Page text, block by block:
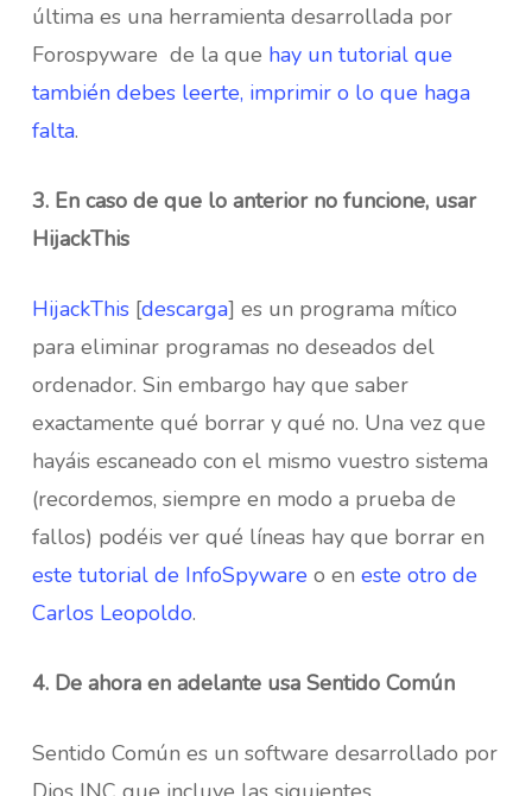
última es una herramienta desarrollada por
Forospyware de la que hay un tutorial que
también debes leerte, imprimir o lo que haga
falta.
3. En caso de que lo anterior no funcione, usar
HijackThis
HijackThis[descarga] es un programa mítico
para eliminar programas no deseados del
ordenador. Sin embargo hay que saber
exactamente qué borrar y qué no. Una vez que
hayáis escaneado con el mismo vuestro sistema
(recordemos, siempre en modo a prueba de
fallos) podéis ver qué líneas hay que borrar en
este tutorial de InfoSpyware o en este otro de
Carlos Leopoldo.
4. De ahora en adelante usa Sentido Común
Sentido Común es un software desarrollado por